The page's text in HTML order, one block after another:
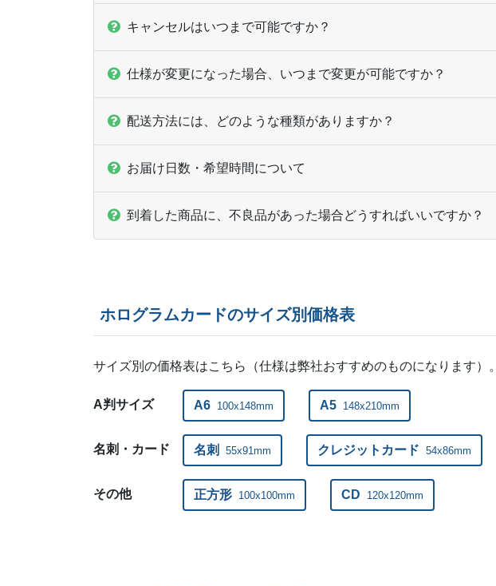
10,000部
キャンセルはいつまで可能ですか？
仕様が変更になった場合、いつまで変更が可能ですか？
配送方法には、どのような種類がありますか？
お届け日数・希望時間について
到着した商品に、不良品があった場合どうすればいいですか？
ホログラムカードのサイズ別価格表
サイズ別の価格表はこちら（仕様は弊社おすすめのものになります）。
A判サイズ A6 100x148mm A5 148x210mm
名刺・カード 名刺 55x91mm クレジットカード 54x86mm
その他 正方形 100x100mm CD 120x120mm